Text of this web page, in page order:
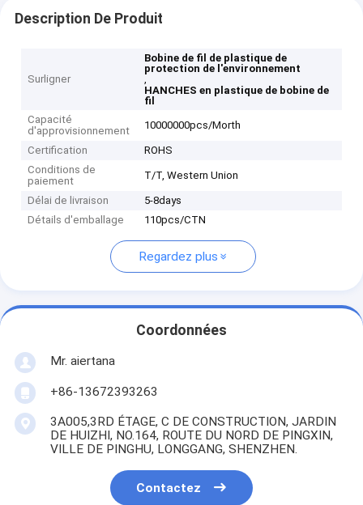
Description De Produit
Surligner
Bobine de fil de plastique de
protection de l'environnement
,
HANCHES en plastique de bobine de
fil
Capacité
d'approvisionnement
10000000pcs/Morth
Certification
ROHS
Conditions de
paiement
T/T, Western Union
Délai de livraison
5-8days
Détails d'emballage
110pcs/CTN
Regardez plus
Coordonnées
Mr. aiertana
+86-13672393263
3A005,3RD ÉTAGE, C DE CONSTRUCTION, JARDIN
DE HUIZHI, NO.164, ROUTE DU NORD DE PINGXIN,
VILLE DE PINGHU, LONGGANG, SHENZHEN.
Contactez